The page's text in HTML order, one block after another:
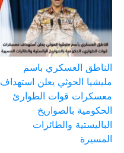
الناطق العسكري باسم
مليشيا الحوثي يعلن استهداف
معسكرات قوات الطوارئ
الحكومية بالصواريخ
الباليستية والطائرات
المسيرة